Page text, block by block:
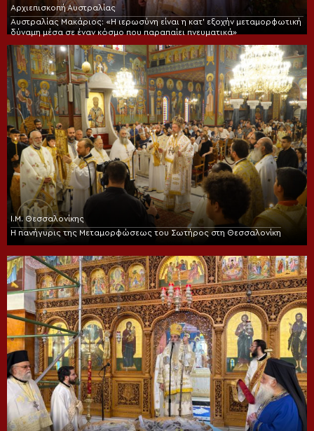
Αρχιεπισκοπή Αυστραλίας
Αυστραλίας Μακάριος: «Η ιερωσύνη είναι η κατ’ εξοχήν μεταμορφωτική
δύναμη μέσα σε έναν κόσμο που παραπαίει πνευματικά»
Ι.Μ. Θεσσαλονίκης
Η πανήγυρις της Μεταμορφώσεως του Σωτήρος στη Θεσσαλονίκη